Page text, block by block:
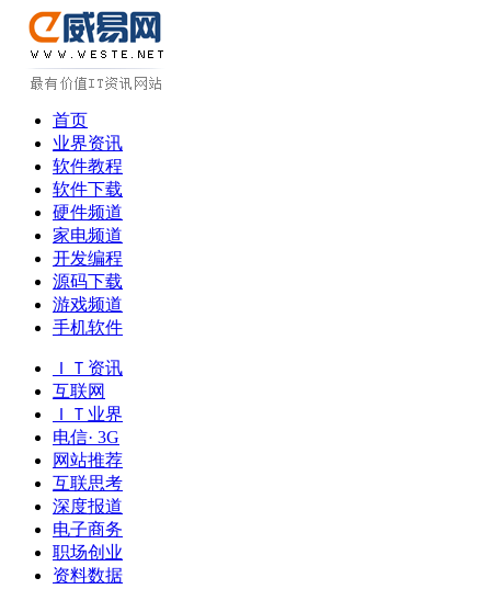
首页
业界资讯
软件教程
软件下载
硬件频道
家电频道
开发编程
源码下载
游戏频道
手机软件
ＩＴ资讯
互联网
ＩＴ业界
电信· 3G
网站推荐
互联思考
深度报道
电子商务
职场创业
资料数据